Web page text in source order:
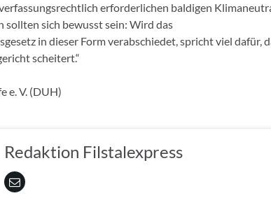
erforderlichen baldigen
sollten sich bewusst sein: Wird das
in dieser Form verabschiedet, spricht viel dafür,
scheitert.“
e. V. (DUH)
Redaktion Filstalexpress